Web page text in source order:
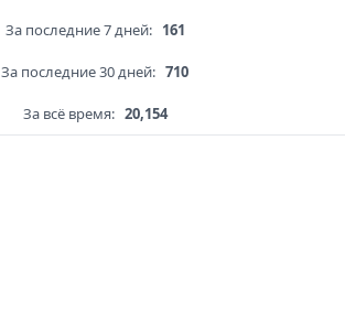
За последние 7 дней: 161
За последние 30 дней: 710
За всё время: 20,154